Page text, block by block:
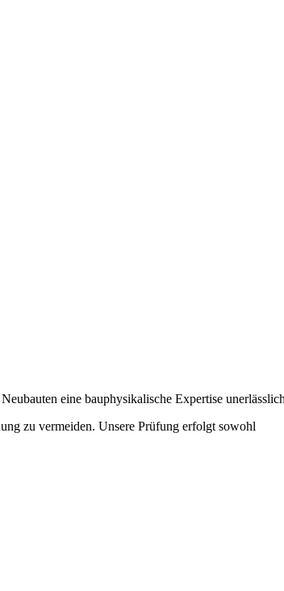
eine bauphysikalische Expertise
zu vermeiden. Unsere Prüfung erfolgt sowohl